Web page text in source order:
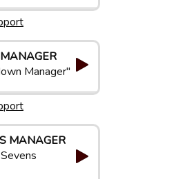
Manager"
MANAGER